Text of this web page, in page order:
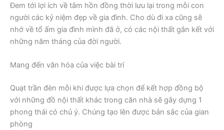
Đem tới lợi ích về tâm hồn đồng thời lưu lại trong mỗi con
người các kỷ niệm đẹp về gia đình. Cho dù đi xa cũng sẽ
nhớ về tổ ấm gia đình mình đã ở, có các nội thất gắn kết với
những năm tháng của đời người.
Mang đến văn hóa của việc bài trí
Quạt trần đèn mỗi khi được lựa chọn để kết hợp đồng bộ
với những đồ nội thất khác trong căn nhà sẽ gây dựng 1
phong thái có chủ ý. Chúng tạo lên được bản sắc của gian
phòng